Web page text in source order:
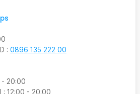
: 0896 135 222 00
- 20:00
: 12:00 - 20:00